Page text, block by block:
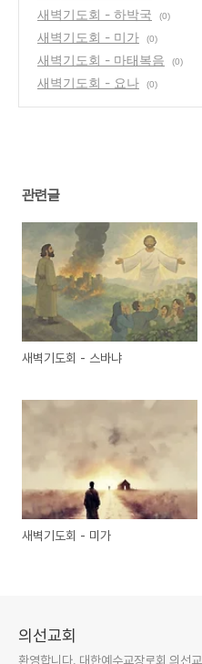
새벽기도회 - 하박국 (0)
새벽기도회 - 미가 (0)
새벽기도회 - 마태복음 (0)
새벽기도회 - 요나 (0)
관련글
새벽기도회 - 스바냐
새벽기도회 - 미가
의선교회
환영합니다. 대한예수교장로회 의선